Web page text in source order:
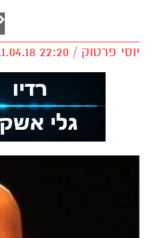
יוסי פרטוק / 22:20 11.04.18